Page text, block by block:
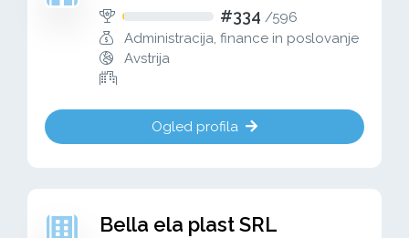
#334 /596
Administracija, finance in poslovanje
Avstrija
Ogled profila
Bella ela plast SRL